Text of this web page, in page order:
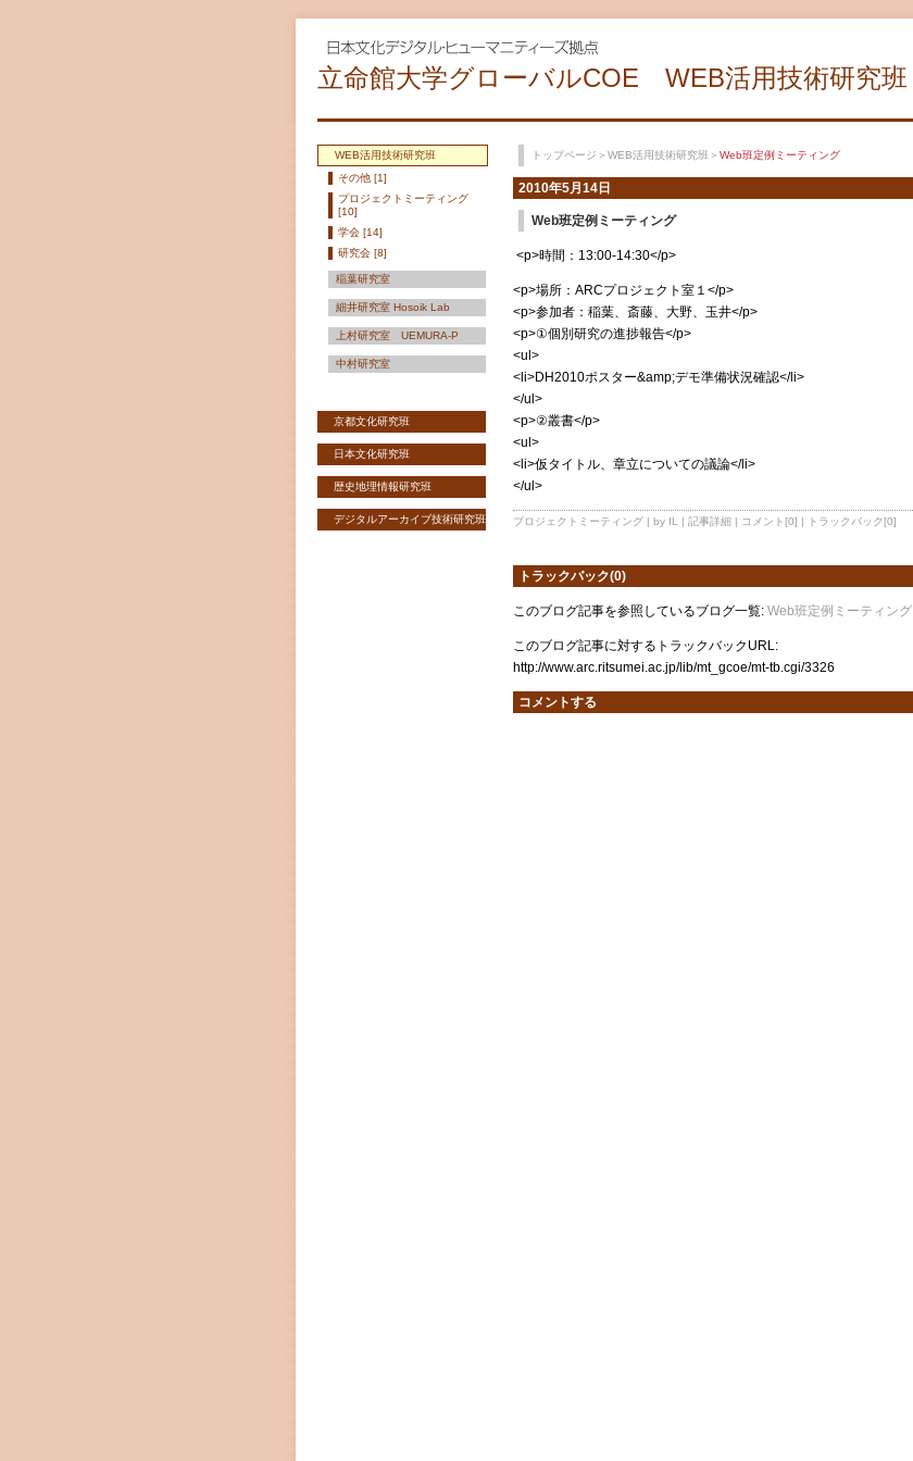
立命館大学グローバルCOE WEB活用技術研究班
WEB活用技術研究班
その他 [1]
プロジェクトミーティング
[10]
学会 [14]
研究会 [8]
稲葉研究室
細井研究室 Hosoik Lab
上村研究室 UEMURA-P
中村研究室
京都文化研究班
日本文化研究班
歴史地理情報研究班
デジタルアーカイブ技術研究班
トップページ ＞ WEB活用技術研究班 ＞ Web班定例ミーティング
2010年5月14日
Web班定例ミーティング
<p>時間：13:00-14:30</p>
<p>場所：ARCプロジェクト室１</p>
<p>参加者：稲葉、斎藤、大野、玉井</p>
<p>①個別研究の進捗報告</p>
<ul>
<li>DH2010ポスター&amp;デモ準備状況確認</li>
</ul>
<p>②叢書</p>
<ul>
<li>仮タイトル、章立についての議論</li>
</ul>
プロジェクトミーティング | by IL | 記事詳細 | コメント[0] | トラックバック[0]
トラックバック(0)
このブログ記事を参照しているブログ一覧: Web班定例ミーティング
このブログ記事に対するトラックバックURL:
http://www.arc.ritsumei.ac.jp/lib/mt_gcoe/mt-tb.cgi/3326
コメントする